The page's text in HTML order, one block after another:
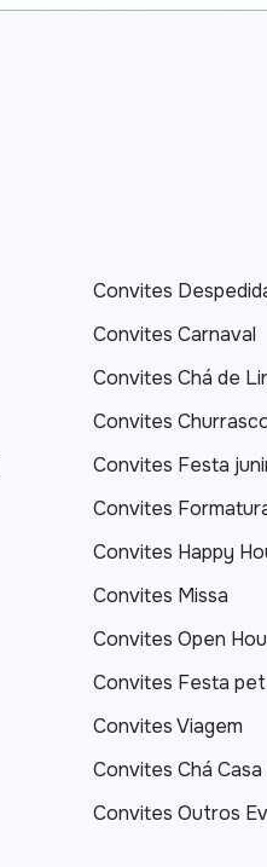
Convites
Convites Carnaval
Convites Chá de
Convites
Convites Festa
Convites
Convites Happy
Convites Missa
Convites Open
Convites Festa pet
Convites Viagem
Convites Chá
Convites Outros